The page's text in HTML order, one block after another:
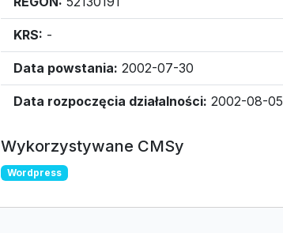
KRS: -
Data powstania: 2002-07-30
Data rozpoczęcia działalności: 2002-08-05
Wykorzystywane CMSy
Wordpress